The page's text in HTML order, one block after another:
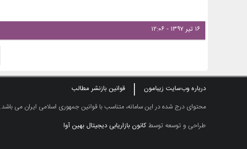
۱۶ تیر ۱۳۹۷ - ۱۲:۰۶
درباره وب‌سایت زیبامون
قوانین بازنشر مطالب
محتوای درج شده در این سامانه، متناسب با قوانین جمهوری اسلامی ایران می باشد.
طراحی و توسعه توسطکانون بازاریابی دیجیتال بهین آوا